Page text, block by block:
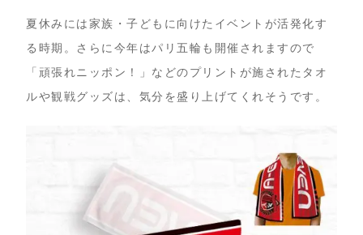
夏休みには家族・子どもに向けたイベントが活発化す
る時期。さらに今年はパリ五輪も開催されますので
「頑張れニッポン！」などのプリントが施されたタオ
ルや観戦グッズは、気分を盛り上げてくれそうです。